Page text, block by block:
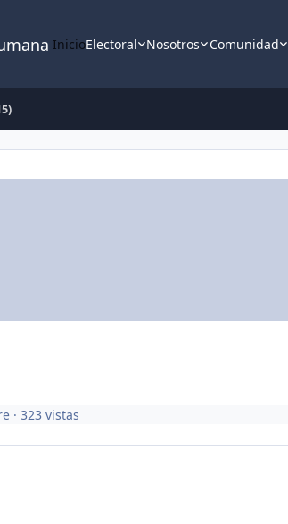
InicioElectoral Nosotros Comunidad
· 323 vistas